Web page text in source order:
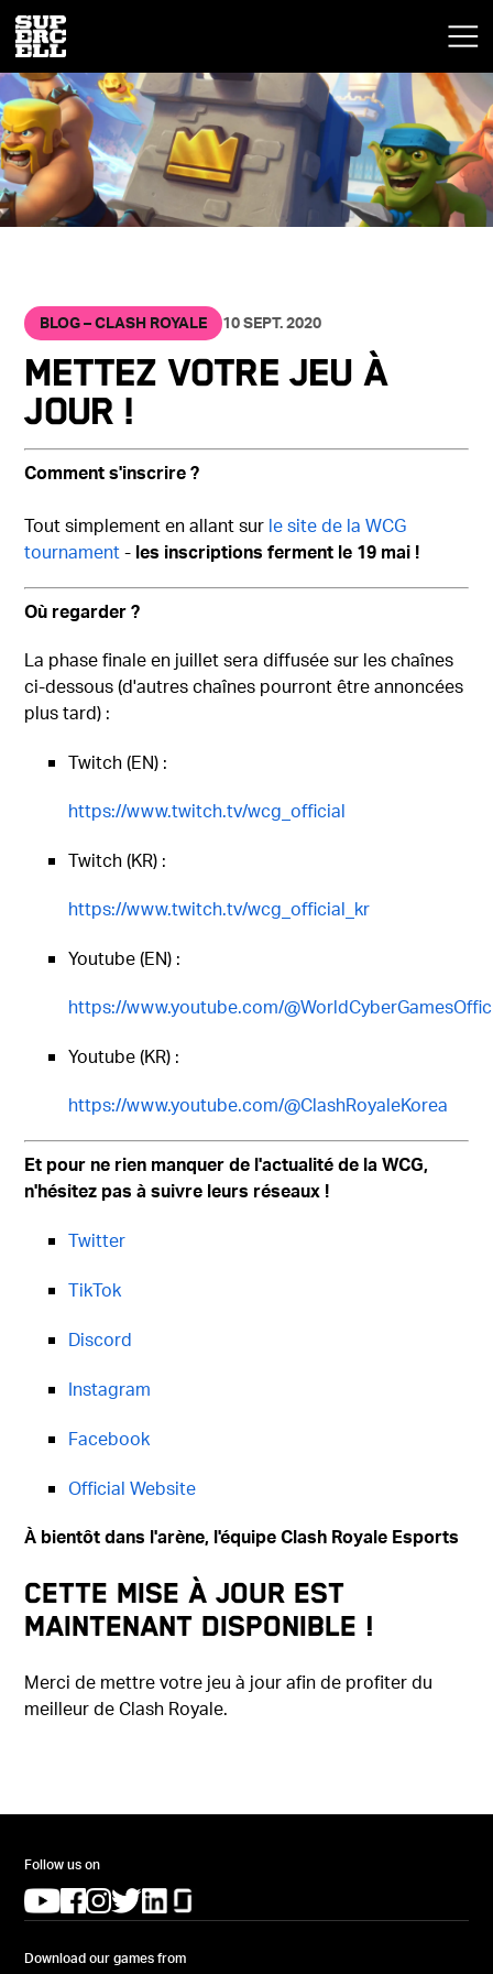
BLOG – CLASH ROYALE 10 SEPT. 2020
Mettez votre jeu à
jour !
Comment s'inscrire ?
Tout simplement en allant sur le site de la WCG
tournament- les inscriptions ferment le 19 mai !
Où regarder ?
La phase finale en juillet sera diffusée sur les chaînes
ci-dessous (d'autres chaînes pourront être annoncées
plus tard) :
Twitch (EN) :
https://www.twitch.tv/wcg_official
Twitch (KR) :
https://www.twitch.tv/wcg_official_kr
Youtube (EN) :
https://www.youtube.com/
Youtube (KR) :
https://www.youtube.com/@ClashRoyaleKorea
Et pour ne rien manquer de l'actualité de la WCG,
n'hésitez pas à suivre leurs réseaux !
Twitter
TikTok
Discord
Instagram
Facebook
Official Website
À bientôt dans l'arène, l'équipeClash Royale Esports
Cette mise à jour est
maintenant disponible !
Merci de mettre votre jeu à jour afin de profiter du
meilleur de Clash Royale.
Follow us on
(opens in a new tab)
(opens in a new tab)
(opens in a new tab)
(opens in a new tab)
(opens in a new tab)
Download our games from